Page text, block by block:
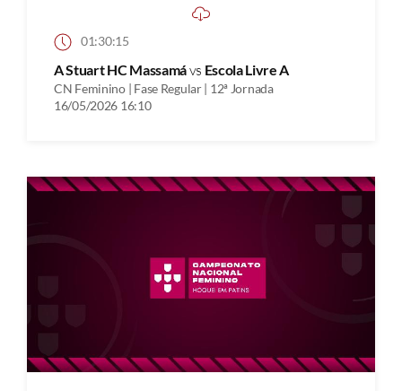
01:30:15
A Stuart HC Massamávs Escola Livre A
CN Feminino | Fase Regular | 12ª Jornada
16/05/2026 16:10